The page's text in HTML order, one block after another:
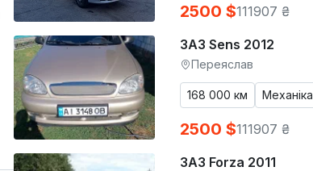
2500 $111907 ₴
ЗАЗ Sens 2012
Переяслав
168 000 км Механіка
2500 $111907 ₴
ЗАЗ Forza 2011